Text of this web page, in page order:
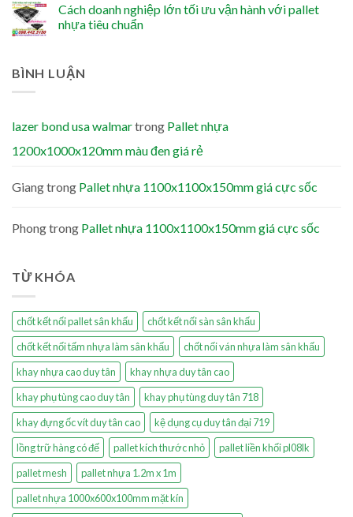
Cách doanh nghiệp lớn tối ưu vận hành với pallet
nhựa tiêu chuẩn
BÌNH LUẬN
lazer bond usa walmartrong Pallet nhựa
1200x1000x120mm màu đen giá rẻ
Giangtrong Pallet nhựa 1100x1100x150mm giá cực sốc
Phongtrong Pallet nhựa 1100x1100x150mm giá cực sốc
TỪ KHÓA
chốt kết nối pallet sân khấu
chốt kết nối sàn sân khấu
chốt kết nối tấm nhựa làm sân khấu
chốt nối ván nhựa làm sân khấu
khay nhựa cao duy tân
khay nhựa duy tân cao
khay phụ tùng cao duy tân
khay phụ tùng duy tân 718
khay đựng ốc vít duy tân cao
kệ dụng cụ duy tân đại 719
lồng trữ hàng có đế
pallet kích thước nhỏ
pallet liền khối pl08lk
pallet mesh
pallet nhựa 1.2m x 1m
pallet nhựa 1000x600x100mm mặt kín